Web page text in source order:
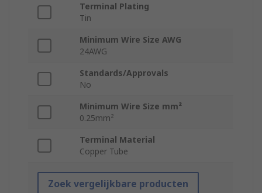
Terminal Plating
Tin
Minimum Wire Size AWG
24AWG
Standards/Approvals
No
Minimum Wire Size mm²
0.25mm²
Terminal Material
Copper Tube
Zoek vergelijkbare producten